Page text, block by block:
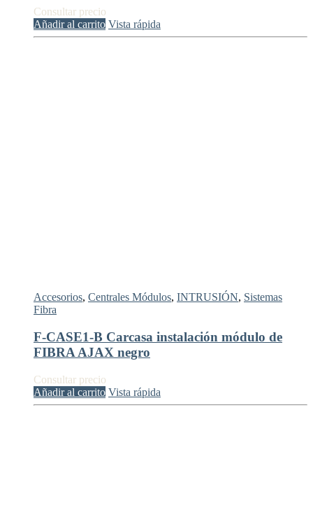
Consultar precio
Añadir al carrito Vista rápida
Accesorios, Centrales Módulos, INTRUSIÓN, Sistemas
Fibra
F-CASE1-B Carcasa instalación módulo de
FIBRA AJAX negro
Consultar precio
Añadir al carrito Vista rápida